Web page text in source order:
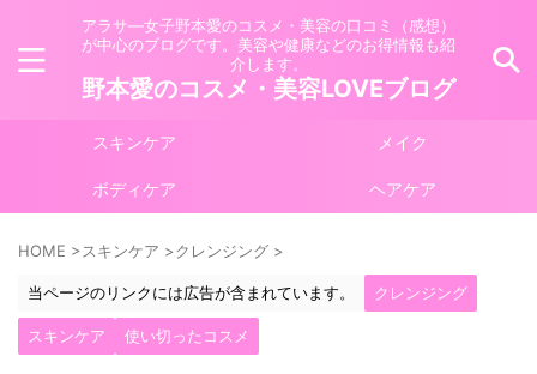
アラサ―女子野本愛のコスメ・美容の口コミ（感想）
が中心のブログです。美容や健康などのお得情報も紹
介します。
野本愛のコスメ・美容LOVEブログ
スキンケア メイク
ボディケア ヘアケア
HOME >スキンケア >クレンジング >
当ページのリンクには広告が含まれています。 クレンジング
スキンケア 使い切ったコスメ